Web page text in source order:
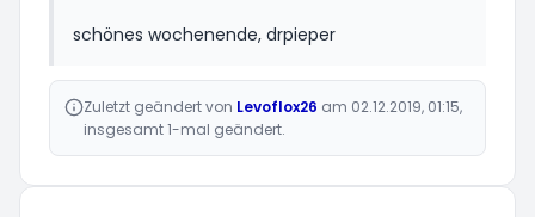
schönes wochenende, drpieper
Zuletzt geändert von Levoflox26 am 02.12.2019, 01:15,
insgesamt 1-mal geändert.